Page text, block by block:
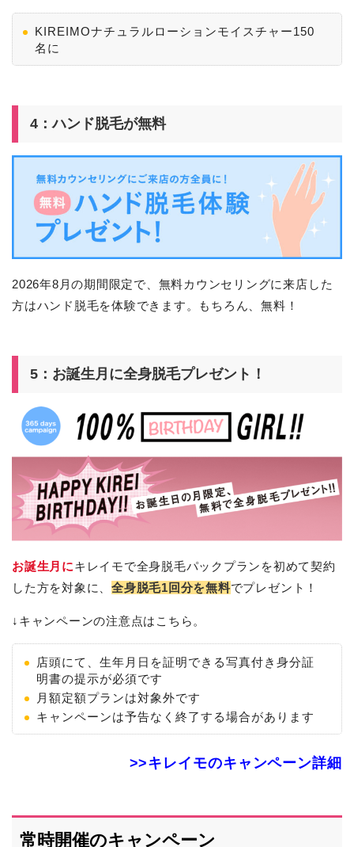
KIREIMOナチュラルローションモイスチャー150
名に
4：ハンド脱毛が無料
2026年8月の期間限定で、無料カウンセリングに来店した
方はハンド脱毛を体験できます。もちろん、無料！
5：お誕生月に全身脱毛プレゼント！
お誕生月にキレイモで全身脱毛パックプランを初めて契約
した方を対象に、全身脱毛1回分を無料でプレゼント！
↓キャンペーンの注意点はこちら。
店頭にて、生年月日を証明できる写真付き身分証
明書の提示が必須です
月額定額プランは対象外です
キャンペーンは予告なく終了する場合があります
>>キレイモのキャンペーン詳細
常時開催のキャンペーン